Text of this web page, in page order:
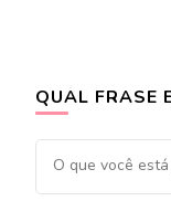
QUAL FRASE
Procurando
algo?